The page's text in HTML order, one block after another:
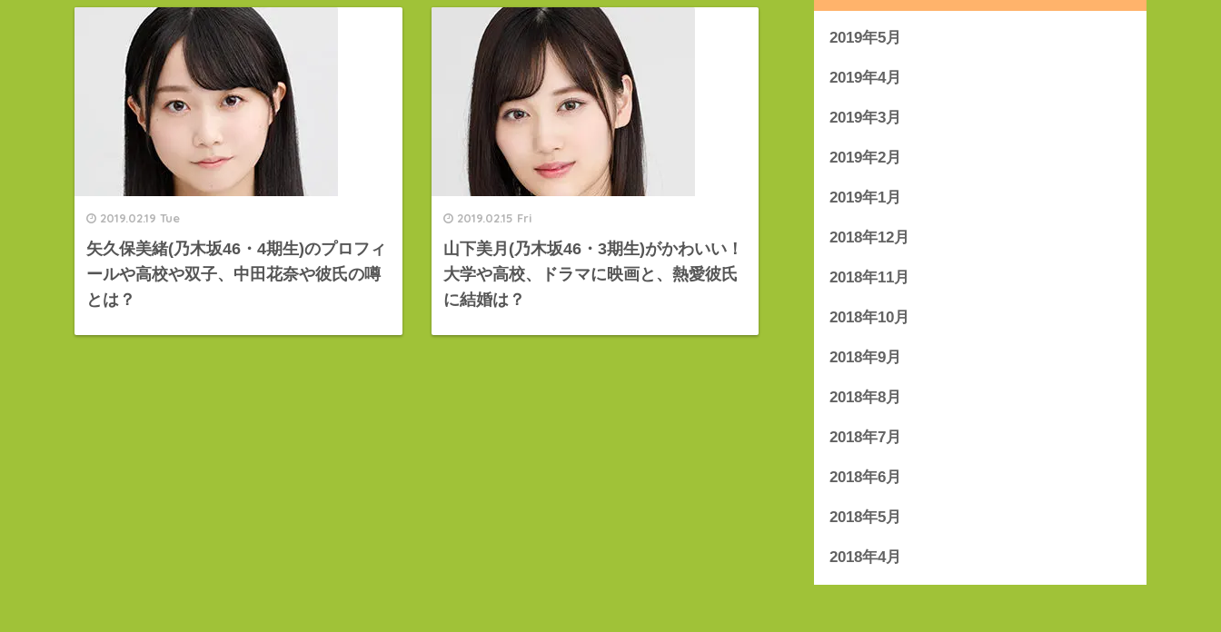
2019.02.19 Tue
矢久保美緒(乃木坂46・4期生)のプロフィ
ールや高校や双子、中田花奈や彼氏の噂
とは？
2019.02.15 Fri
山下美月(乃木坂46・3期生)がかわいい！
大学や高校、ドラマに映画と、熱愛彼氏
に結婚は？
2019年5月
2019年4月
2019年3月
2019年2月
2019年1月
2018年12月
2018年11月
2018年10月
2018年9月
2018年8月
2018年7月
2018年6月
2018年5月
2018年4月